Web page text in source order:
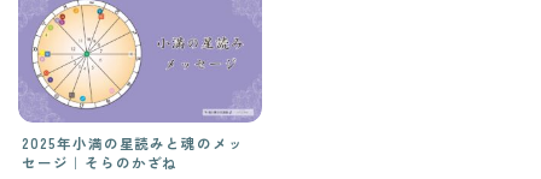
2025年小満の星読みと魂のメッ
セージ｜そらのかざね